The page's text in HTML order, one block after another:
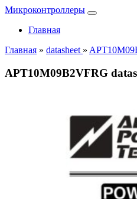
Микроконтроллеры
Главная
Главная » datasheet »
APT10M09B2VFRG